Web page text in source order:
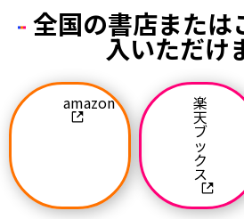
全国の書店または
入いただけ
amazon 楽
天
ブ
ッ
ク
ス